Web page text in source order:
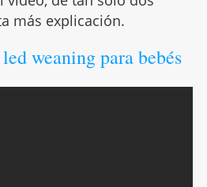
más explicación.
weaning para bebés